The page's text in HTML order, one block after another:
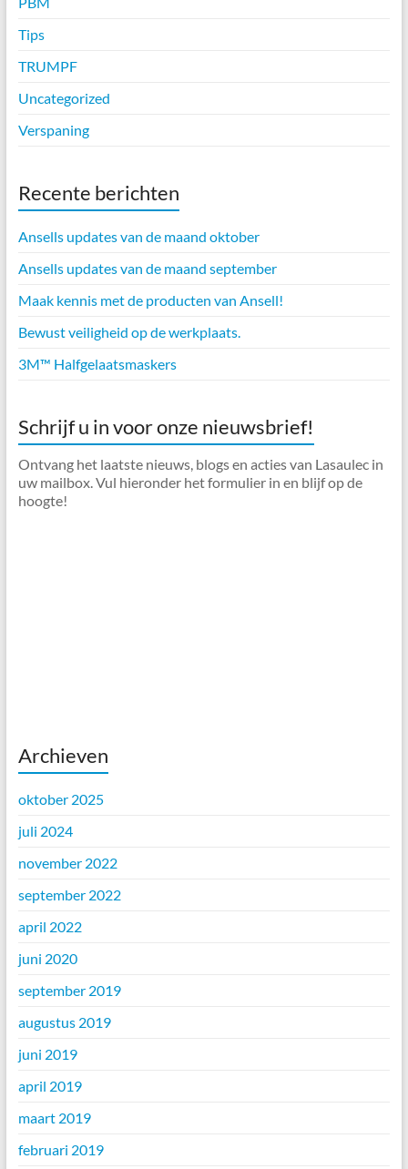
Tips
TRUMPF
Uncategorized
Verspaning
Recente berichten
Ansells updates van de maand oktober
Ansells updates van de maand september
Maak kennis met de producten van Ansell!
Bewust veiligheid op de werkplaats.
3M™ Halfgelaatsmaskers
Schrijf u in voor onze nieuwsbrief!
Ontvang het laatste nieuws, blogs en acties van Lasaulec in
uw mailbox. Vul hieronder het formulier in en blijf op de
hoogte!
Archieven
oktober 2025
juli 2024
november 2022
september 2022
april 2022
juni 2020
september 2019
augustus 2019
juni 2019
april 2019
maart 2019
februari 2019